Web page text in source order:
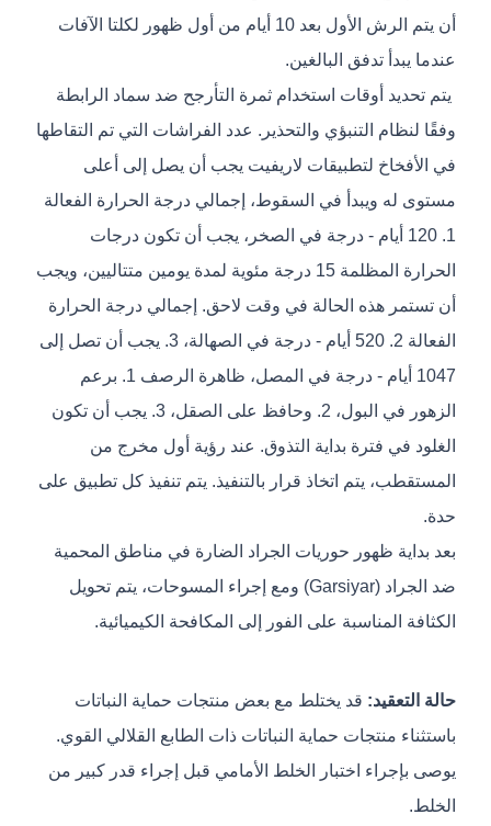
أن يتم الرش الأول بعد 10 أيام من أول ظهور لكلتا الآفات
عندما يبدأ تدفق البالغين.
يتم تحديد أوقات استخدام ثمرة التأرجح ضد سماد الرابطة
وفقًا لنظام التنبؤي والتحذير. عدد الفراشات التي تم التقاطها
في الأفخاخ لتطبيقات لاريفيت يجب أن يصل إلى أعلى
مستوى له ويبدأ في السقوط، إجمالي درجة الحرارة الفعالة
1. 120 أيام - درجة في الصخر، يجب أن تكون درجات
الحرارة المظلمة 15 درجة مئوية لمدة يومين متتاليين، ويجب
أن تستمر هذه الحالة في وقت لاحق. إجمالي درجة الحرارة
الفعالة 2. 520 أيام - درجة في الصهالة، 3. يجب أن تصل إلى
1047 أيام - درجة في المصل، ظاهرة الرصف 1. برعم
الزهور في البول، 2. وحافظ على الصقل، 3. يجب أن تكون
الغلود في فترة بداية التذوق. عند رؤية أول مخرج من
المستقطب، يتم اتخاذ قرار بالتنفيذ. يتم تنفيذ كل تطبيق على
حدة.
بعد بداية ظهور حوريات الجراد الضارة في مناطق المحمية
ضد الجراد (Garsiyar) ومع إجراء المسوحات، يتم تحويل
الكثافة المناسبة على الفور إلى المكافحة الكيميائية.
حالة التعقيد: قد يختلط مع بعض منتجات حماية النباتات
باستثناء منتجات حماية النباتات ذات الطابع القلالي القوي.
يوصى بإجراء اختبار الخلط الأمامي قبل إجراء قدر كبير من
الخلط.